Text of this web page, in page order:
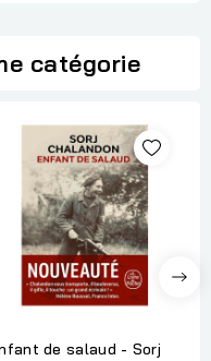
catégorie
de salaud - Sorj